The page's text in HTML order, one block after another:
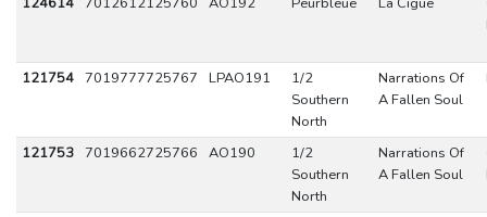
121754 7019777725767 LPAO191
1/2
Southern
North
Narrations Of
A Fallen Soul
121753 7019662725766 AO190
1/2
Southern
North
Narrations Of
A Fallen Soul